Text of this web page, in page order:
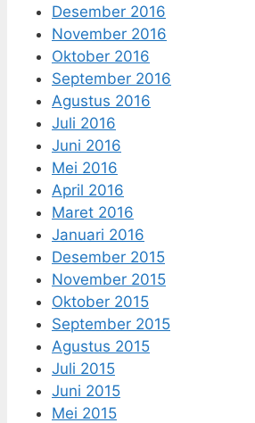
Desember 2016
November 2016
Oktober 2016
September 2016
Agustus 2016
Juli 2016
Juni 2016
Mei 2016
April 2016
Maret 2016
Januari 2016
Desember 2015
November 2015
Oktober 2015
September 2015
Agustus 2015
Juli 2015
Juni 2015
Mei 2015